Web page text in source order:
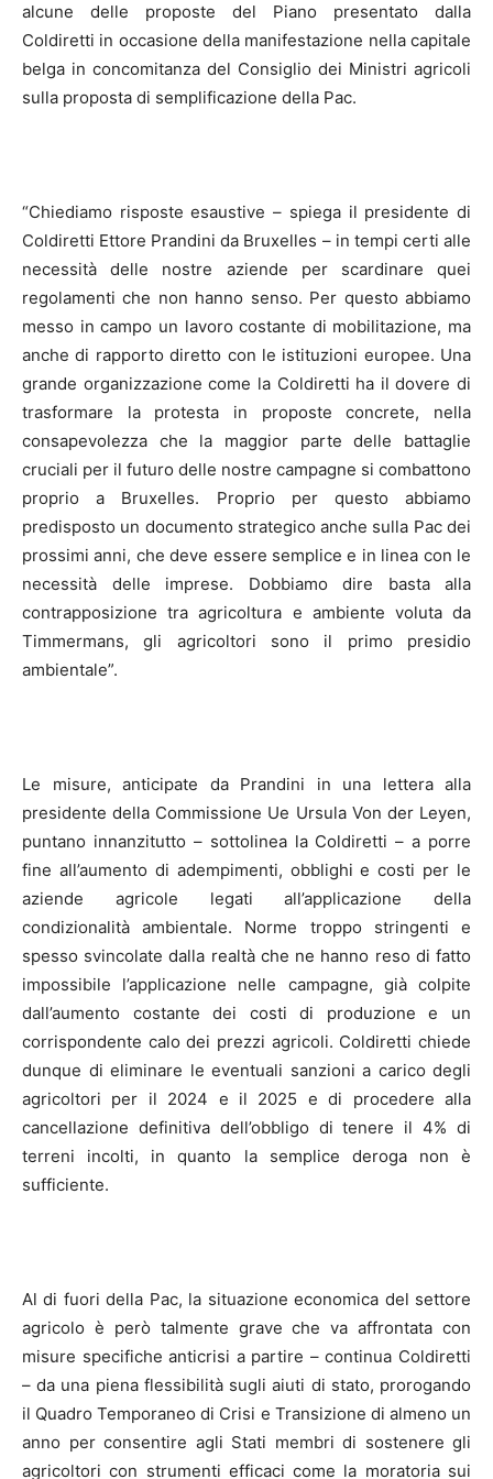
alcune delle proposte del Piano presentato dalla
Coldiretti in occasione della manifestazione nella capitale
belga in concomitanza del Consiglio dei Ministri agricoli
sulla proposta di semplificazione della Pac.
“Chiediamo risposte esaustive – spiega il presidente di
Coldiretti Ettore Prandini da Bruxelles – in tempi certi alle
necessità delle nostre aziende per scardinare quei
regolamenti che non hanno senso. Per questo abbiamo
messo in campo un lavoro costante di mobilitazione, ma
anche di rapporto diretto con le istituzioni europee. Una
grande organizzazione come la Coldiretti ha il dovere di
trasformare la protesta in proposte concrete, nella
consapevolezza che la maggior parte delle battaglie
cruciali per il futuro delle nostre campagne si combattono
proprio a Bruxelles. Proprio per questo abbiamo
predisposto un documento strategico anche sulla Pac dei
prossimi anni, che deve essere semplice e in linea con le
necessità delle imprese. Dobbiamo dire basta alla
contrapposizione tra agricoltura e ambiente voluta da
Timmermans, gli agricoltori sono il primo presidio
ambientale”.
Le misure, anticipate da Prandini in una lettera alla
presidente della Commissione Ue Ursula Von der Leyen,
puntano innanzitutto – sottolinea la Coldiretti – a porre
fine all’aumento di adempimenti, obblighi e costi per le
aziende agricole legati all’applicazione della
condizionalità ambientale. Norme troppo stringenti e
spesso svincolate dalla realtà che ne hanno reso di fatto
impossibile l’applicazione nelle campagne, già colpite
dall’aumento costante dei costi di produzione e un
corrispondente calo dei prezzi agricoli. Coldiretti chiede
dunque di eliminare le eventuali sanzioni a carico degli
agricoltori per il 2024 e il 2025 e di procedere alla
cancellazione definitiva dell’obbligo di tenere il 4% di
terreni incolti, in quanto la semplice deroga non è
sufficiente.
Al di fuori della Pac, la situazione economica del settore
agricolo è però talmente grave che va affrontata con
misure specifiche anticrisi a partire – continua Coldiretti
– da una piena flessibilità sugli aiuti di stato, prorogando
il Quadro Temporaneo di Crisi e Transizione di almeno un
anno per consentire agli Stati membri di sostenere gli
agricoltori con strumenti efficaci come la moratoria sui